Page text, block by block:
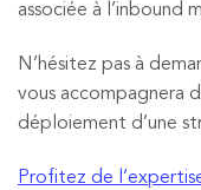
associée à l’inbound
N’hésitez pas à
vous accompagnera
déploiement d’une
Profitez de